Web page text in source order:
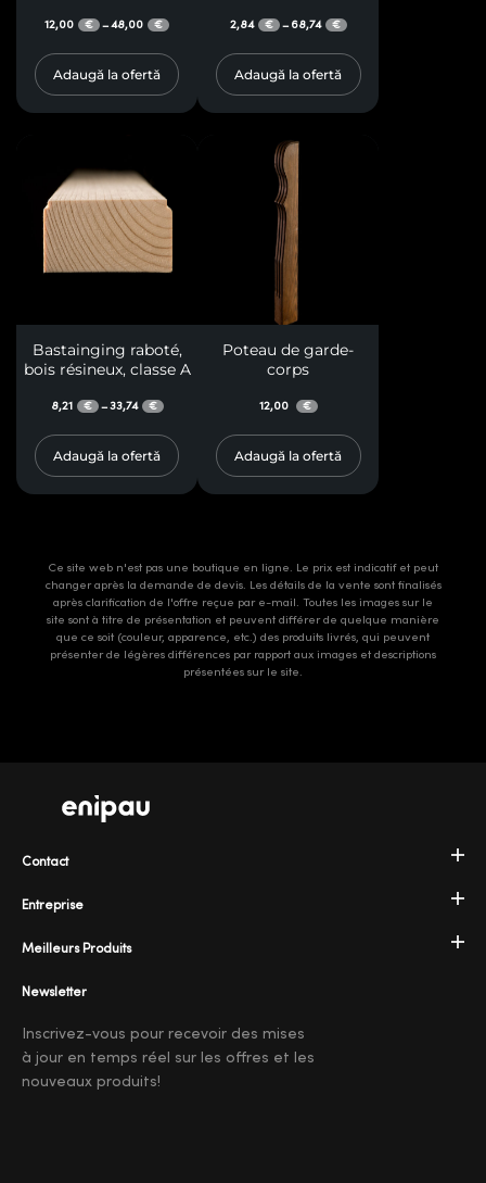
latérales en deux
pour terrasses,
pergolas, gloriettes,
12,00 € –48,00 €
Adaugă la ofertă
2,84 € – 68,74 €
Adaugă la ofertă
Bastainging raboté,
bois résineux, classe A
8,21 € –33,74 €
Adaugă la ofertă
Poteau de garde-
corps
12,00 €
Adaugă la ofertă
Ce site web n'est pas une boutique en ligne. Le prix est indicatif et peut
changer après la demande de devis. Les détails de la vente sont finalisés
après clarification de l'offre reçue par e-mail. Toutes les images sur le
site sont à titre de présentation et peuvent différer de quelque manière
que ce soit (couleur, apparence, etc.) des produits livrés, qui peuvent
présenter de légères différences par rapport aux images et descriptions
présentées sur le site.
Entreprise
Meilleurs Produits
Contact
Newsletter
Inscrivez-vous pour recevoir des mises
à jour en temps réel sur les offres et les
nouveaux produits!